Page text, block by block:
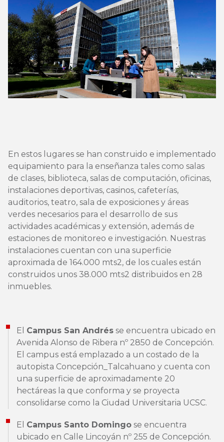
En estos lugares se han construido e implementado
equipamiento para la enseñanza tales como salas
de clases, biblioteca, salas de computación, oficinas,
instalaciones deportivas, casinos, cafeterías,
auditorios, teatro, sala de exposiciones y áreas
verdes necesarios para el desarrollo de sus
actividades académicas y extensión, además de
estaciones de monitoreo e investigación. Nuestras
instalaciones cuentan con una superficie
aproximada de 164.000 mts2, de los cuales están
construidos unos 38.000 mts2 distribuidos en 28
inmuebles.
El Campus San Andrés se encuentra ubicado en
Avenida Alonso de Ribera nº 2850 de Concepción.
El campus está emplazado a un costado de la
autopista Concepción_Talcahuano y cuenta con
una superficie de aproximadamente 20
hectáreas la que conforma y se proyecta
consolidarse como la Ciudad Universitaria UCSC.
El Campus Santo Domingo se encuentra
ubicado en Calle Lincoyán nº 255 de Concepción.